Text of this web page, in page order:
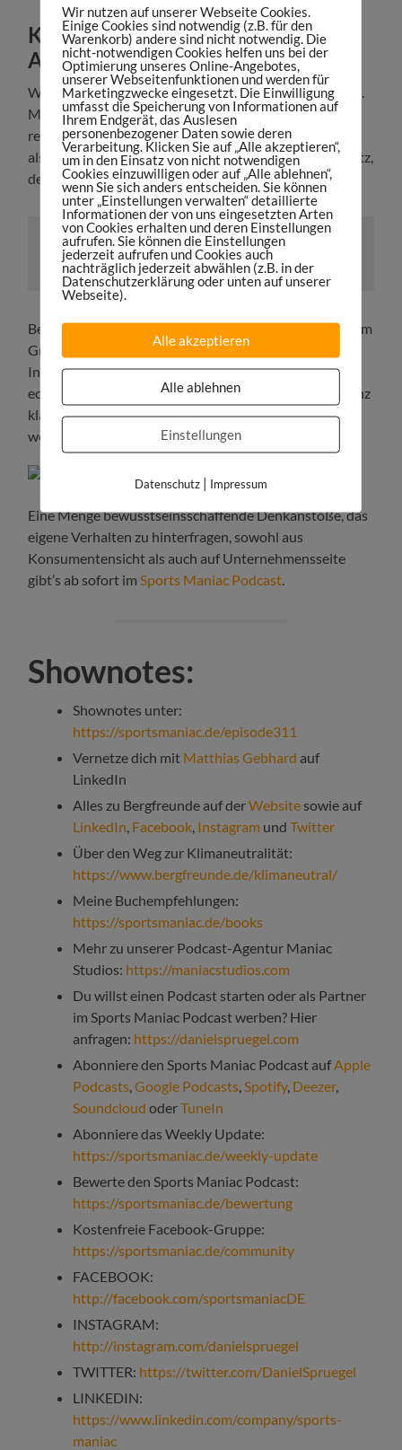
Klimaneutralität als zweitbester
Ansatz
Wird Skifahren zum Luxus? Wenn sich nichts ändert, ja.
Matthias befürchtet (zurecht), dass zunehmend
relevante Kundengruppen wegbrechen könnten. Was
also dagegen tun? Wir sprechen über den besten Ansatz,
den Unternehmen verfolgen können.
„Die größte Lüge: Klimaschutz wird nicht mehr
kosten.“ – Matthias Gebhard
Bergfreunde istklimaneutral, sogar rückwirkend bis zum
Gründungsjahr 2006. Zudem Initiator und Motor der
InitiativeOutdoor-Retailer Climate Commitment. Ein
echtes Vorbild für das gesamte Sportbusiness. Und ganz
klar: Strategisch wird Nachhaltigkeit am teuersten,
wenn man gar nichts tut.
Eine Menge bewusstseinsschaffende Denkanstöße, das
eigene Verhalten zu hinterfragen, sowohl aus
Konsumentensicht als auch auf Unternehmensseite
gibt’s ab sofort imSports Maniac Podcast.
Shownotes:
Shownotes unter:
https://sportsmaniac.de/episode311
Vernetze dich mit Matthias Gebhard auf
LinkedIn
Alles zu Bergfreunde auf derWebsite sowie auf
LinkedIn, Facebook, Instagram undTwitter
Über den Weg zur Klimaneutralität:
https://www.bergfreunde.de/klimaneutral/
Meine Buchempfehlungen:
https://sportsmaniac.de/books
Mehr zu unserer Podcast-Agentur Maniac
Studios: https://maniacstudios.com
Du willst einen Podcast starten oder als Partner
im Sports Maniac Podcast werben? Hier
anfragen: https://danielspruegel.com
Abonniere den Sports Maniac Podcast aufApple
Podcasts,Google Podcasts,Spotify, Deezer,
Soundcloud oderTuneIn
Abonniere das Weekly Update:
https://sportsmaniac.de/weekly-update
Bewerte den Sports Maniac Podcast:
https://sportsmaniac.de/bewertung
Kostenfreie Facebook-Gruppe:
https://sportsmaniac.de/community
FACEBOOK:
http://facebook.com/sportsmaniacDE
INSTAGRAM:
http://instagram.com/danielspruegel
TWITTER: https://twitter.com/DanielSpruegel
LINKEDIN:
https://www.linkedin.com/company/sports-
maniac
Wir nutzen auf unserer Webseite Cookies.
Einige Cookies sind notwendig (z.B. für den
Warenkorb) andere sind nicht notwendig. Die
nicht-notwendigen Cookies helfen uns bei der
Optimierung unseres Online-Angebotes,
unserer Webseitenfunktionen und werden für
Marketingzwecke eingesetzt. Die Einwilligung
umfasst die Speicherung von Informationen auf
Ihrem Endgerät, das Auslesen
personenbezogener Daten sowie deren
Verarbeitung. Klicken Sie auf „Alle akzeptieren“,
um in den Einsatz von nicht notwendigen
Cookies einzuwilligen oder auf „Alle ablehnen“,
wenn Sie sich anders entscheiden. Sie können
unter „Einstellungen verwalten“ detaillierte
Informationen der von uns eingesetzten Arten
von Cookies erhalten und deren Einstellungen
aufrufen. Sie können die Einstellungen
jederzeit aufrufen und Cookies auch
nachträglich jederzeit abwählen (z.B. in der
Datenschutzerklärung oder unten auf unserer
Webseite).
Alle akzeptieren
Alle ablehnen
Einstellungen
Datenschutz| Impressum